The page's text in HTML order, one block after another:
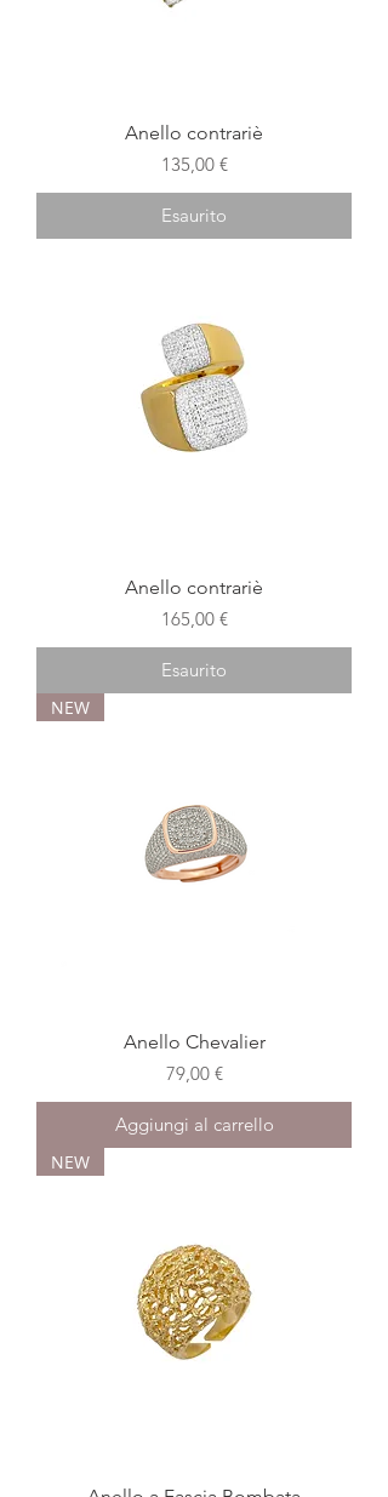
Anello contrariè
Prezzo
135,00 €
Esaurito
Anello contrariè
Prezzo
165,00 €
Esaurito
NEW
Anello Chevalier
Prezzo
79,00 €
Aggiungi al carrello
NEW